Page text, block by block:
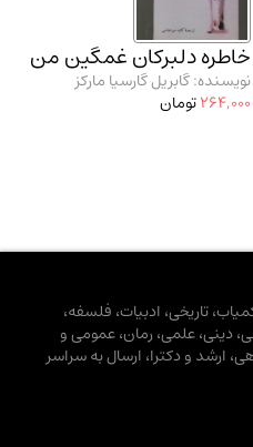
خاطره دلبرکان غمگین من
نویسنده: گابریل گارسیا مارکز
264,000تومان
تاریخی، ادبیات، فلسفه،
دینی، علمی، رمان، عمومی و
ارشد و دکترا، ارسال به سراسر